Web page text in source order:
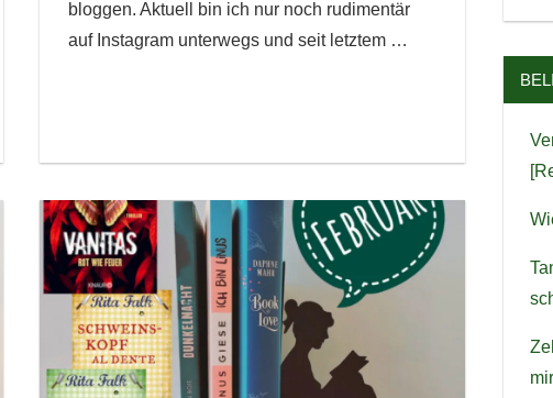
bloggen. Aktuell bin ich nur noch rudimentär
auf Instagram unterwegs und seit letztem …